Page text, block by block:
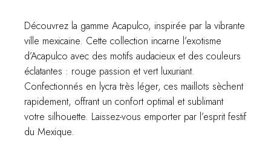
Découvrez la gamme Acapulco, inspirée par la vibrante
ville mexicaine. Cette collection incarne l’exotisme
d’Acapulco avec des motifs audacieux et des couleurs
éclatantes : rouge passion et vert luxuriant.
Confectionnés en lycra très léger, ces maillots sèchent
rapidement, offrant un confort optimal et sublimant
votre silhouette. Laissez-vous emporter par l’esprit festif
du Mexique.